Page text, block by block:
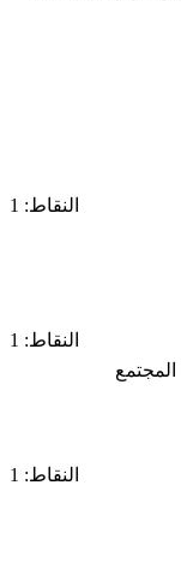
النقاط: 1
النقاط: 1
النقاط: 1